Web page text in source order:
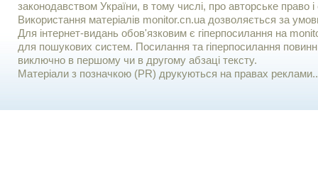
законодавством України, в тому числі, про авторське право і
Використання матерiалiв monitor.cn.ua дозволяється за
Для iнтернет-видань обов'язковим є гiперпосилання на
для пошукових систем. Посилання та гіперпосилання
виключно в першому чи в другому абзаці тексту.
Матеріали з позначкою (PR) друкуються на правах реклами..